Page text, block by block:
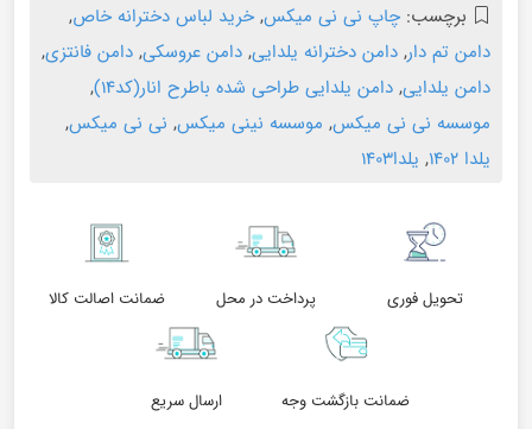
برچسب: چاپ نی نی میکس, خرید لباس دخترانه خاص,
دامن تم دار, دامن دخترانه یلدایی, دامن عروسکی, دامن فانتزی,
دامن یلدایی, دامن یلدایی طراحی شده باطرح انار(کد۱۴)
,
موسسه نی نی میکس, موسسه نینی میکس, نی نی میکس,
یلدا ۱۴۰۲
, یلدا۱۴۰۳
تحویل فوری پرداخت در محل ضمانت اصالت کالا
ضمانت بازگشت وجه ارسال سریع